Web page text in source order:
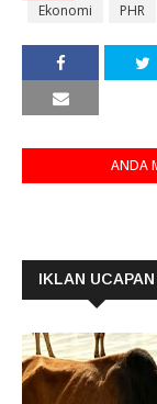
Ekonomi
PHR
ANDA
IKLAN UCAPAN